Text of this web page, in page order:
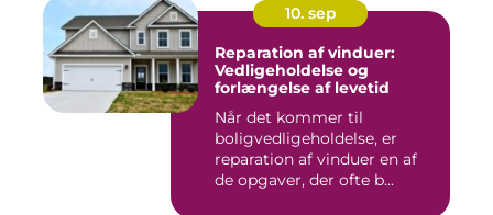
10. sep
Reparation af vinduer:
Vedligeholdelse og
forlængelse af levetid
Når det kommer til
boligvedligeholdelse, er
reparation af vinduer en af
de opgaver, der ofte b...